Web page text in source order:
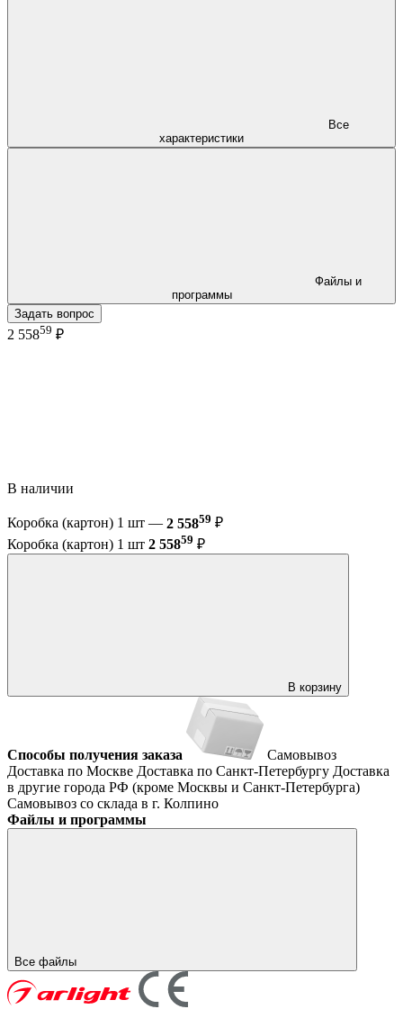
характеристики
программы
Задать вопрос
2 55859 ₽
В наличии
Коробка (картон) 1 шт — 2 55859 ₽
Коробка (картон) 1 шт 2 55859 ₽
В корзину
Способы получения заказа
Самовывоз
Доставка по Москве Доставка по Санкт-Петербургу Доставка
в другие города РФ (кроме Москвы и Санкт-Петербурга)
Самовывоз со склада в г. Колпино
Файлы и программы
Все файлы